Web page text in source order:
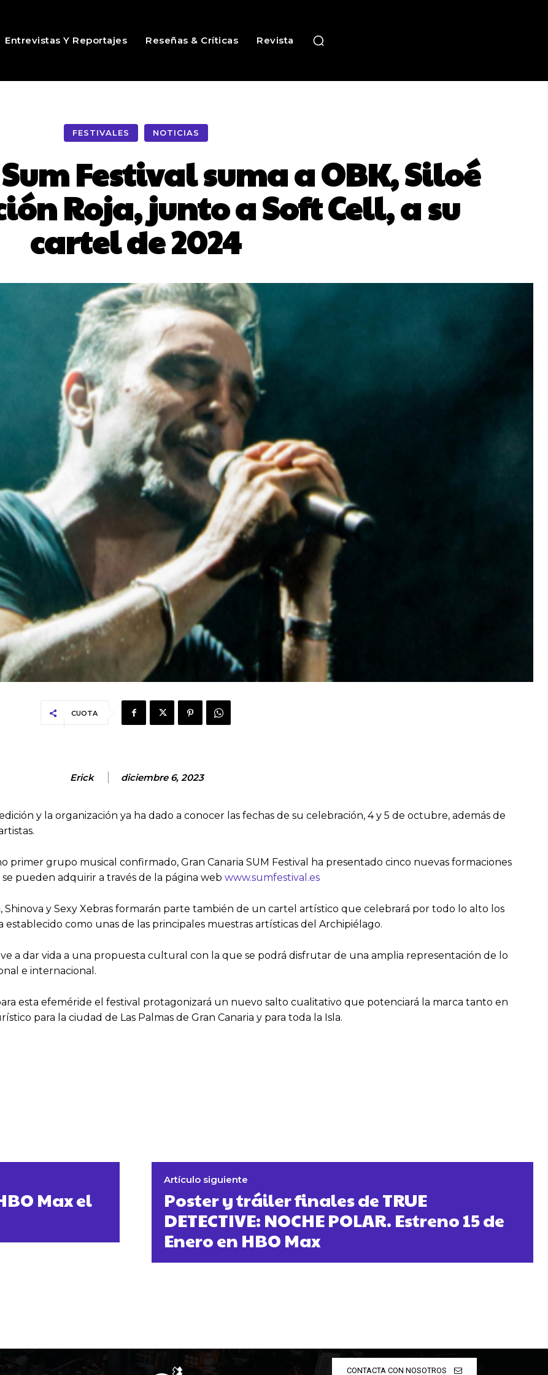
Entrevistas Y Reportajes Reseñas & Críticas Revista
FESTIVALES NOTICIAS
Festival suma a OBK, Siloé
Roja, junto a Soft Cell, a su
cartel de 2024
CUOTA
Erick diciembre 6, 2023
y la organización ya ha dado a conocer las fechas de su celebración, 4 y 5 de octubre, además de
primer grupo musical confirmado, Gran Canaria SUM Festival ha presentado cinco nuevas formaciones
pueden adquirir a través de la página web www.sumfestival.es
Shinova y Sexy Xebras formarán parte también de un cartel artístico que celebrará por todo lo alto los
como unas de las principales muestras artísticas del Archipiélago.
a dar vida a una propuesta cultural con la que se podrá disfrutar de una amplia representación de lo
e internacional.
esta efeméride el festival protagonizará un nuevo salto cualitativo que potenciará la marca tanto en
para la ciudad de Las Palmas de Gran Canaria y para toda la Isla.
Max el
Artículo siguiente
Poster y tráiler finales de TRUE
DETECTIVE: NOCHE POLAR. Estreno 15 de
Enero en HBO Max
CONTACTA CON NOSOTROS